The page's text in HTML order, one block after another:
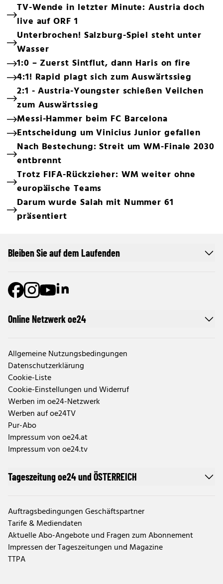
TV-Wende in letzter Minute: Austria doch
live auf ORF 1
Unterbrochen! Salzburg-Spiel steht unter
Wasser
1:0 – Zuerst Sintflut, dann Haris on fire
4:1! Rapid plagt sich zum Auswärtssieg
2:1 - Austria-Youngster schießen Veilchen
zum Auswärtssieg
Messi-Hammer beim FC Barcelona
Entscheidung um Vinicius Junior gefallen
Nach Bestechung: Streit um WM-Finale 2030
entbrennt
Trotz FIFA-Rückzieher: WM weiter ohne
europäische Teams
Darum wurde Salah mit Nummer 61
präsentiert
Online Netzwerk oe24
Allgemeine Nutzungsbedingungen
Datenschutzerklärung
Cookie-Liste
Cookie-Einstellungen und Widerruf
Werben im oe24-Netzwerk
Werben auf oe24TV
Pur-Abo
Impressum von oe24.at
Impressum von oe24.tv
Tageszeitung oe24 und ÖSTERREICH
Auftragsbedingungen Geschäftspartner
Tarife & Mediendaten
Aktuelle Abo-Angebote und Fragen zum Abonnement
Impressen der Tageszeitungen und Magazine
TTPA
Bleiben Sie auf dem Laufenden